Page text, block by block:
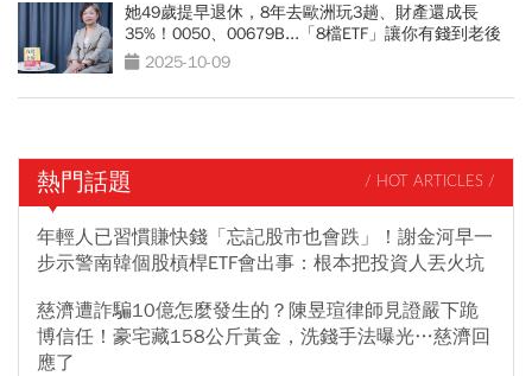
她49歲提早退休，8年去歐洲玩3趟、財產還成長
35%！0050、00679B...「8檔ETF」讓你有錢到老後
2025-10-09
熱門話題 / HOT ARTICLES /
年輕人已習慣賺快錢「忘記股市也會跌」！謝金河早一
步示警南韓個股槓桿ETF會出事：根本把投資人丟火坑
慈濟遭詐騙10億怎麼發生的？陳昱瑄律師見證嚴下跪
博信任！豪宅藏158公斤黃金，洗錢手法曝光…慈濟回
應了